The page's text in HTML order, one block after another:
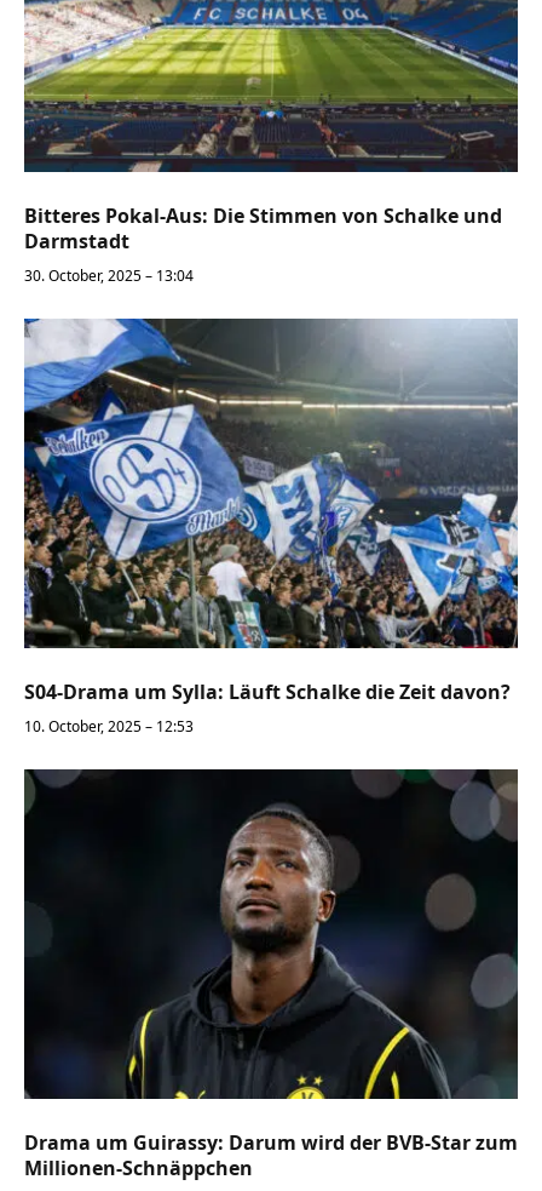
Bitteres Pokal-Aus: Die Stimmen von Schalke und
Darmstadt
30. October, 2025 – 13:04
S04-Drama um Sylla: Läuft Schalke die Zeit davon?
10. October, 2025 – 12:53
Drama um Guirassy: Darum wird der BVB-Star zum
Millionen-Schnäppchen